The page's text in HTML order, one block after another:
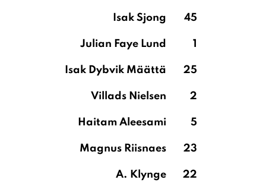
Isak Sjong
45
Julian Faye Lund 1
Isak Dybvik Määttä 25
Villads Nielsen 2
Haitam Aleesami 5
Magnus Riisnaes 23
A. Klynge 22